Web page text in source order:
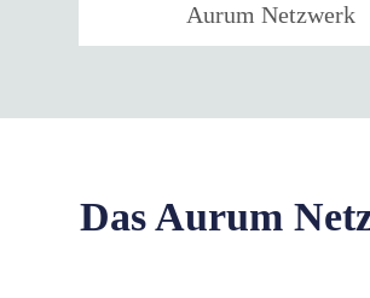
Aurum Netzwerk
Das Aurum